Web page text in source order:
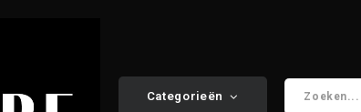
Categorieën